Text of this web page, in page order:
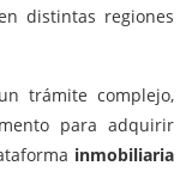
distintas regiones
trámite complejo,
para adquirir
inmobiliaria